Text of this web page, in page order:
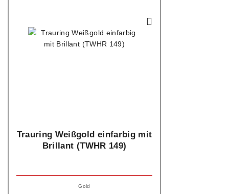
Trauring Weißgold einfarbig mit
Brillant (TWHR 149)
Gold